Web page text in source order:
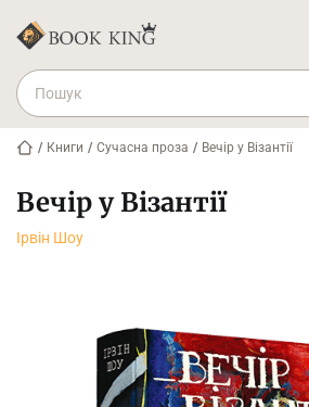
/ Книги / Сучасна проза / Вечір у Візантії
Вечір у Візантії
Ірвін Шоу